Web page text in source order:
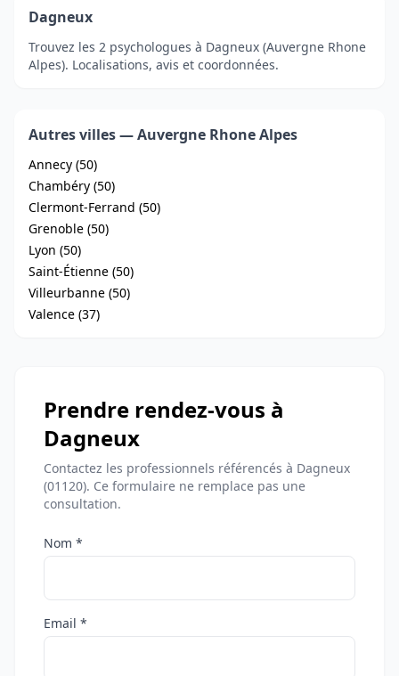
Dagneux
Trouvez les 2 psychologues à Dagneux (Auvergne Rhone
Alpes). Localisations, avis et coordonnées.
Autres villes — Auvergne Rhone Alpes
Annecy (50)
Chambéry (50)
Clermont-Ferrand (50)
Grenoble (50)
Lyon (50)
Saint-Étienne (50)
Villeurbanne (50)
Valence (37)
Prendre rendez-vous à
Dagneux
Contactez les professionnels référencés à Dagneux
(01120). Ce formulaire ne remplace pas une
consultation.
Nom *
Email *